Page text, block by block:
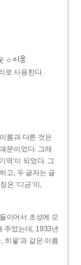
ㆁ
로 사용한다.
름과 다른 것은
문이었다. 그래
역’이 되었다. 그
하고, 두 글자는 글
은 ‘디귿’이,
이어서 초성에 모
주었는데, 1933년
히읗’과 같은 이름